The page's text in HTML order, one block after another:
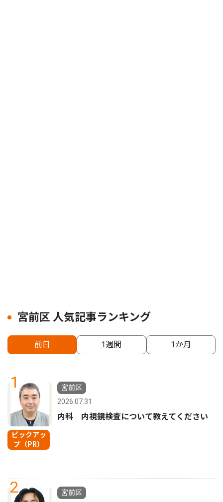
宮前区 人気記事ランキング
前日 1週間 1か月
1
ピックアッ
プ（PR）
宮前区
2026.07.31
内科 内視鏡検査について教えてください
2
宮前区